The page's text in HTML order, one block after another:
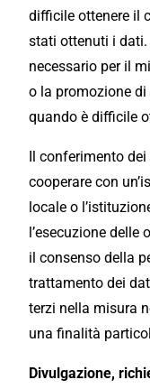
difficile ottenere il
stati ottenuti i
necessario per il
o la promozione
quando è difficile
Il conferimento
cooperare con
locale o
l’esecuzione delle
il consenso della
trattamento dei
terzi nella misura
una finalità
Divulgazione,